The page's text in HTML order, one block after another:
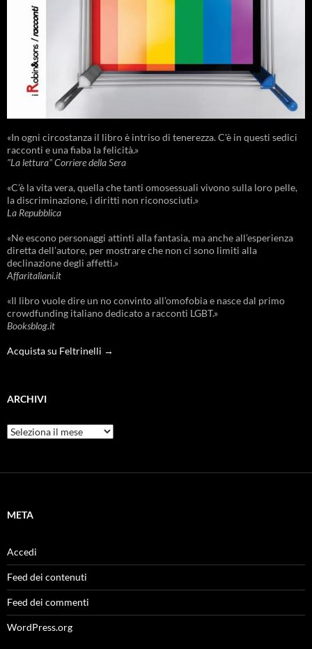
«In ogni circostanza il libro è intriso di tenerezza. C'è in questi sedici
racconti e una fiaba la felicità.»
"La lettura" Corriere della Sera
«C’è la vita vera, quella che tanti omosessuali vivono sulla loro pelle,
la discriminazione, i diritti non riconosciuti.»
La Repubblica
«Ne escono personaggi attinti alla fantasia, ma anche all’esperienza
diretta dell’autore, per mostrare che non ci sono limiti alla
declinazione degli affetti.»
Affaritaliani.it
«Il libro vuole dire un no convinto all’omofobia e nasce dal primo
crowdfunding italiano dedicato a racconti LGBT.»
Booksblog.it
Acquista su Feltrinelli →
ARCHIVI
Archivi
META
Accedi
Feed dei contenuti
Feed dei commenti
WordPress.org